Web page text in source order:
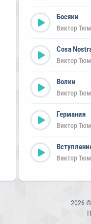
Босяки
Виктор
Cosa
Виктор
Волки
Виктор
Германия
Виктор
Виктор
2026 ©